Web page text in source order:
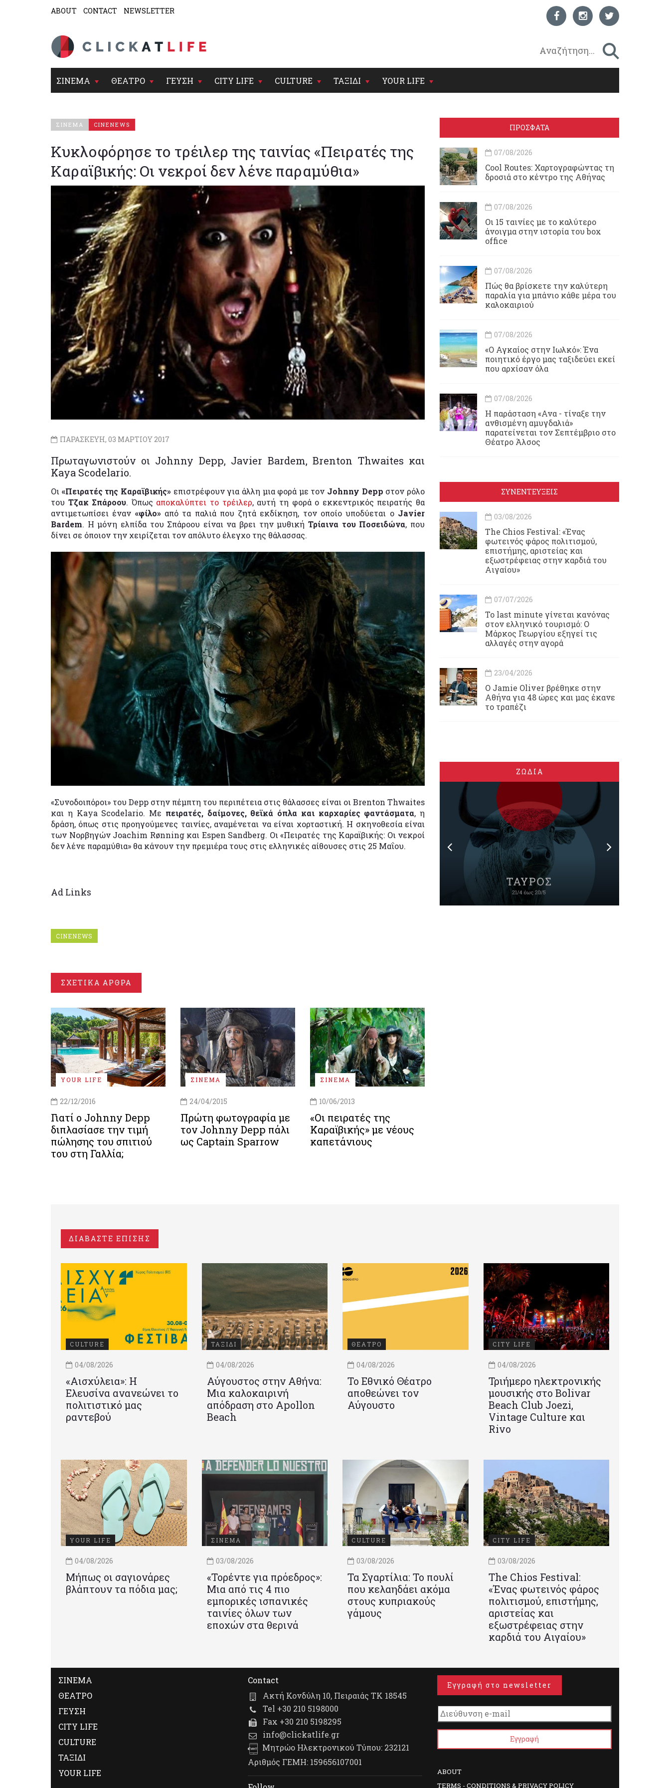
ABOUT CONTACT NEWSLETTER
ΣΙΝΕΜΑ ΘΕΑΤΡΟ ΓΕΥΣΗ CITY LIFE CULTURE ΤΑΞΙΔΙ YOUR LIFE
ΣΙΝΕΜΑ CINENEWS
Κυκλοφόρησε το τρέιλερ της ταινίας «Πειρατές της
Καραϊβικής: Οι νεκροί δεν λένε παραμύθια»
ΠΑΡΑΣΚΕΥΗ, 03 ΜΑΡΤΙΟΥ 2017
Πρωταγωνιστούν οι Johnny Depp, Javier Bardem, Brenton Thwaites και
Kaya Scodelario.
Οι «Πειρατές της Καραϊβικής» επιστρέφουν για άλλη μια φορά με τον Johnny Depp στον ρόλο
του Τζακ Σπάροου. Όπως αποκαλύπτει το τρέιλερ, αυτή τη φορά ο εκκεντρικός πειρατής θα
αντιμετωπίσει έναν «φίλο» από τα παλιά που ζητά εκδίκηση, τον οποίο υποδύεται ο Javier
Bardem. Η μόνη ελπίδα του Σπάροου είναι να βρει την μυθικήΤρίαινα του Ποσειδώνα, που
δίνει σε όποιον την χειρίζεται τον απόλυτο έλεγχο της θάλασσας.
«Συνοδοιπόροι» του Depp στην πέμπτη του περιπέτεια στις θάλασσες είναι οι Brenton Thwaites
και η Kaya Scodelario. Με πειρατές, δαίμονες, θεϊκά όπλα και καρχαρίες φαντάσματα, η
δράση, όπως στις προηγούμενες ταινίες, αναμένεται να είναι χορταστική. Η σκηνοθεσία είναι
των Νορβηγών Joachim Rønning και Espen Sandberg. Οι «Πειρατές της Καραϊβικής: Οι νεκροί
δεν λένε παραμύθια» θα κάνουν την πρεμιέρα τους στις ελληνικές αίθουσες στις 25 Μαΐου.
Ad Links
CINENEWS
ΣΧΕΤΙΚΑ ΑΡΘΡΑ
YOUR LIFE
22/12/2016
Γιατί ο Johnny Depp
διπλασίασε την τιμή
πώλησης του σπιτιού
του στη Γαλλία;
ΣΙΝΕΜΑ
24/04/2015
Πρώτη φωτογραφία με
τον Johnny Depp πάλι
ως Captain Sparrow
ΣΙΝΕΜΑ
10/06/2013
«Οι πειρατές της
Καραϊβικής» με νέους
καπετάνιους
ΠΡΟΣΦΑΤΑ
07/08/2026
Cool Routes: Χαρτογραφώντας τη
δροσιά στο κέντρο της Αθήνας
07/08/2026
Οι 15 ταινίες με το καλύτερο
άνοιγμα στην ιστορία του box
office
07/08/2026
Πώς θα βρίσκετε την καλύτερη
παραλία για μπάνιο κάθε μέρα του
καλοκαιριού
07/08/2026
«Ο Αγκαίος στην Ιωλκό»: Ένα
ποιητικό έργο μας ταξιδεύει εκεί
που αρχίσαν όλα
07/08/2026
Η παράσταση «Ανα - τίναξε την
ανθισμένη αμυγδαλιά»
παρατείνεται τον Σεπτέμβριο στο
Θέατρο Άλσος
ΣΥΝΕΝΤΕΥΞΕΙΣ
03/08/2026
Τhe Chios Festival: «Ένας
φωτεινός φάρος πολιτισμού,
επιστήμης, αριστείας και
εξωστρέφειας στην καρδιά του
Αιγαίου»
07/07/2026
Το last minute γίνεται κανόνας
στον ελληνικό τουρισμό: Ο
Μάρκος Γεωργίου εξηγεί τις
αλλαγές στην αγορά
23/04/2026
Ο Jamie Oliver βρέθηκε στην
Αθήνα για 48 ώρες και μας έκανε
το τραπέζι
ΖΩΔΙΑ
ΔΙΑΒΑΣΤΕ ΕΠΙΣΗΣ
CULTURE
04/08/2026
«Αισχύλεια»: Η
Ελευσίνα ανανεώνει το
πολιτιστικό μας
ραντεβού
ΤΑΞΙΔΙ
04/08/2026
Αύγουστος στην Αθήνα:
Μια καλοκαιρινή
απόδραση στο Apollon
Beach
ΘΕΑΤΡΟ
04/08/2026
Το Εθνικό Θέατρο
αποθεώνει τον
Αύγουστο
CITY LIFE
04/08/2026
Τριήμερο ηλεκτρονικής
μουσικής στο Bolivar
Beach Club Joezi,
Vintage Culture και
Rivo
YOUR LIFE
04/08/2026
Μήπως οι σαγιονάρες
βλάπτουν τα πόδια μας;
ΣΙΝΕΜΑ
03/08/2026
«Τορέντε για πρόεδρος»:
Mια από τις 4 πιο
εμπορικές ισπανικές
ταινίες όλων των
εποχών στα θερινά
CULTURE
03/08/2026
Τα Σγαρτίλια: Το πουλί
που κελαηδάει ακόμα
στους κυπριακούς
γάμους
CITY LIFE
03/08/2026
Τhe Chios Festival:
«Ένας φωτεινός φάρος
πολιτισμού, επιστήμης,
αριστείας και
εξωστρέφειας στην
καρδιά του Αιγαίου»
ΣΙΝΕΜΑ
ΘΕΑΤΡΟ
ΓΕΥΣΗ
CITY LIFE
CULTURE
ΤΑΞΙΔΙ
YOUR LIFE
Contact
Ακτή Κονδύλη 10, Πειραιάς ΤΚ 18545
Tel +30 210 5198000
Fax +30 210 5198295
info@clickatlife.gr
Μητρώο Ηλεκτρονικού Τύπου: 232121
Αριθμός ΓΕΜΗ: 159656107001
Εγγραφή στο newsletter
ABOUT
TERMS - CONDITIONS & PRIVACY POLICY